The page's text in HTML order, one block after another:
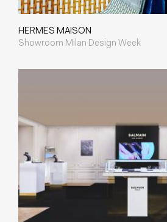
HERMES MAISON
Showroom Milan Design Week